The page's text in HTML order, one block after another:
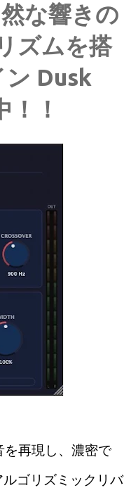
な響きの
ズムを搭
ン Dusk
！
再現し、濃密で
ゴリズミックリバ